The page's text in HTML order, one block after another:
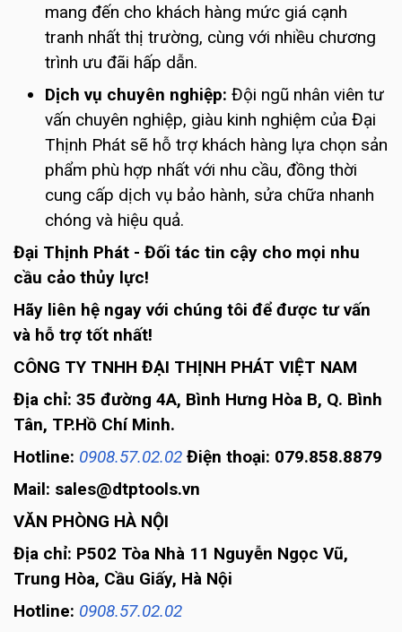
mang đến cho khách hàng mức giá cạnh
tranh nhất thị trường, cùng với nhiều chương
trình ưu đãi hấp dẫn.
Dịch vụ chuyên nghiệp: Đội ngũ nhân viên tư
vấn chuyên nghiệp, giàu kinh nghiệm của Đại
Thịnh Phát sẽ hỗ trợ khách hàng lựa chọn sản
phẩm phù hợp nhất với nhu cầu, đồng thời
cung cấp dịch vụ bảo hành, sửa chữa nhanh
chóng và hiệu quả.
Đại Thịnh Phát - Đối tác tin cậy cho mọi nhu
cầu cảo thủy lực!
Hãy liên hệ ngay với chúng tôi để được tư vấn
và hỗ trợ tốt nhất!
CÔNG TY TNHH ĐẠI THỊNH PHÁT VIỆT NAM
Địa chỉ: 35 đường 4A, Bình Hưng Hòa B, Q. Bình
Tân, TP.Hồ Chí Minh.
Hotline: 0908.57.02.02 Điện thoại: 079.858.8879
Mail: sales@dtptools.vn
VĂN PHÒNG HÀ NỘI
Địa chỉ: P502 Tòa Nhà 11 Nguyễn Ngọc Vũ,
Trung Hòa, Cầu Giấy, Hà Nội
Hotline: 0908.57.02.02